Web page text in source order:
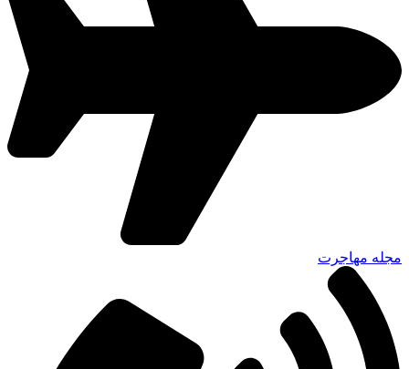
مجله مهاجرت